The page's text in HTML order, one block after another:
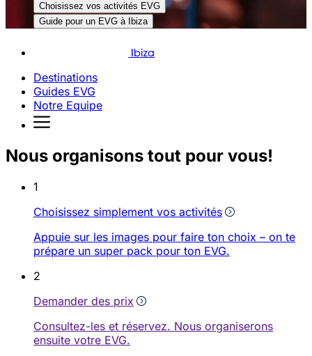
Choisissez vos activités EVG
Guide pour un EVG à Ibiza
Ibiza
Destinations
Guides EVG
Notre Equipe
Nous organisons tout pour vous!
1
Choisissez simplement vos activités
Appuie sur les images pour faire ton choix – on te
prépare un super pack pour ton EVG.
2
Demander des prix
Consultez-les et réservez. Nous organiserons
ensuite votre EVG.